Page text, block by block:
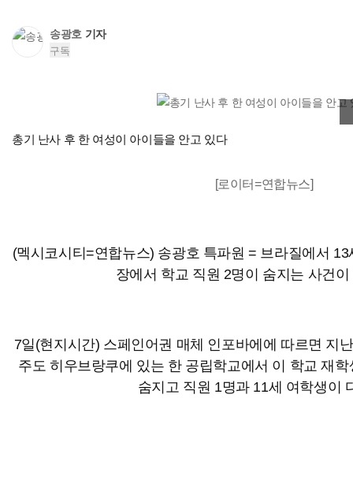
송광호 기자
구독
총기 난사 후 한 여성이 아이들을 안고 있다
[로이터=연합뉴스]
(멕시코시티=연합뉴스) 송광호 특파원 = 브라질에서
장에서 학교 직원 2명이 숨지는 사건
7일(현지시간) 스페인어권 매체 인포바에에 따르면 지
주도 히우브랑쿠에 있는 한 공립학교에서 이 학교 재
숨지고 직원 1명과 11세 여학생이